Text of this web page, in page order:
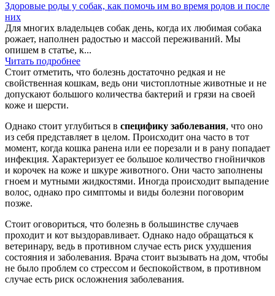
Здоровые роды у собак, как помочь им во время родов и после
них
Для многих владельцев собак день, когда их любимая собака
рожает, наполнен радостью и массой переживаний. Мы
опишем в статье, к...
Читать подробнее
Стоит отметить, что болезнь достаточно редкая и не
свойственная кошкам, ведь они чистоплотные животные и не
допускают большого количества бактерий и грязи на своей
коже и шерсти.
Однако стоит углубиться в специфику заболевания, что оно
из себя представляет в целом. Происходит она часто в тот
момент, когда кошка ранена или ее порезали и в рану попадает
инфекция. Характеризует ее большое количество гнойничков
и корочек на коже и шкуре животного. Они часто заполнены
гноем и мутными жидкостями. Иногда происходит выпадение
волос, однако про симптомы и виды болезни поговорим
позже.
Стоит оговориться, что болезнь в большинстве случаев
проходит и кот выздоравливает. Однако надо обращаться к
ветеринару, ведь в противном случае есть риск ухудшения
состояния и заболевания. Врача стоит вызывать на дом, чтобы
не было проблем со стрессом и беспокойством, в противном
случае есть риск осложнения заболевания.